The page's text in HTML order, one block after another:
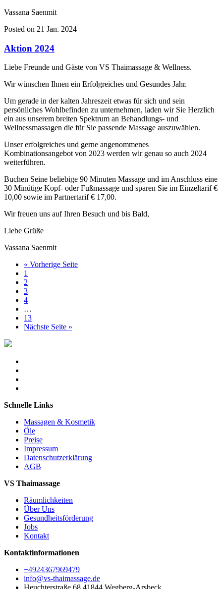
Vassana Saenmit
Posted on 21 Jan. 2024
Aktion 2024
Liebe Freunde und Gäste von VS Thaimassage & Wellness.
Wir wünschen Ihnen ein Erfolgreiches und Gesundes Jahr.
Um gerade in der kalten Jahreszeit etwas für sich und sein
persönliches Wohlbefinden zu unternehmen, laden wir Sie Herzlich
ein aus unserem breiten Spektrum an Behandlungs- und
Wellnessmassagen die für Sie passende Massage auszuwählen.
Unser erfolgreiches und gerne angenommenes
Kombinationsangebot von 2023 werden wir genau so auch 2024
weiterführen.
Buchen Seine beliebige 90 Minuten Massage und im Anschluss eine
30 Minütige Kopf- oder Fußmassage und sparen Sie im Einzeltarif €
10,00 sowie im Partnertarif € 17,00.
Wir freuen uns auf Ihren Besuch und bis Bald,
Liebe Grüße
Vassana Saenmit
« Vorherige Seite
1
2
3
4
…
13
Nächste Seite »
Schnelle Links
Massagen & Kosmetik
Öle
Preise
Impressum
Datenschutzerklärung
AGB
VS Thaimassage
Räumlichkeiten
Über Uns
Gesundheitsförderung
Jobs
Kontakt
Kontaktinformationen
+4924367969479
info@vs-thaimassage.de